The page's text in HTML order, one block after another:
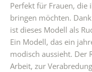
Perfekt für Frauen, die
bringen möchten.
ist dieses Modell als
Ein Modell, das ein
modisch aussieht. Der
Arbeit, zur